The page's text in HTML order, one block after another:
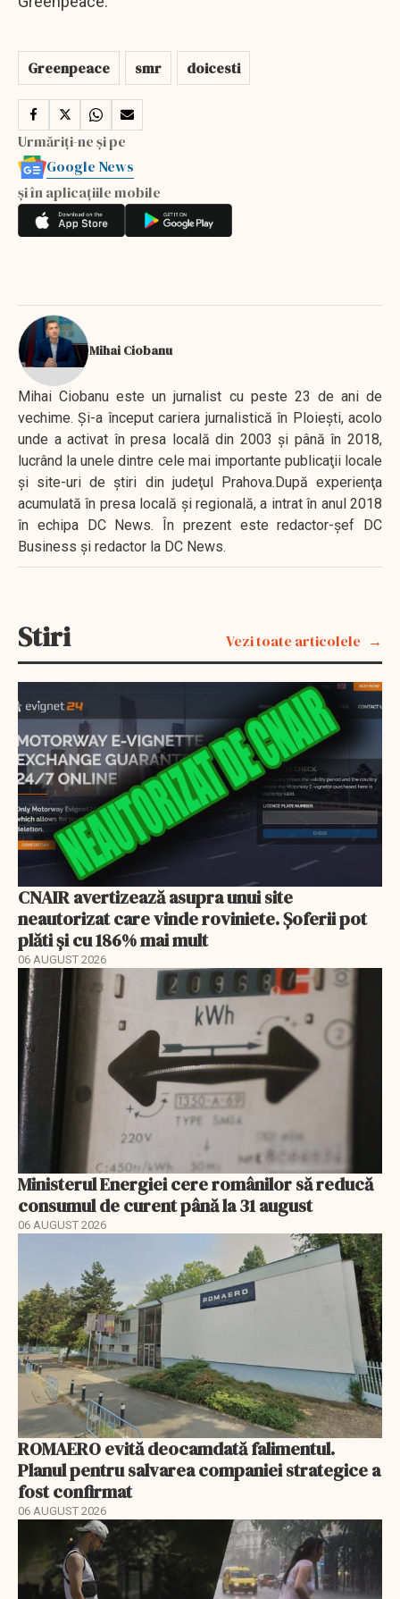
Greenpeace smr doicesti
Urmăriți-ne și pe
Google News
și în aplicațiile mobile
Mihai Ciobanu
Mihai Ciobanu este un jurnalist cu peste 23 de ani de
vechime. Şi-a început cariera jurnalistică în Ploieşti, acolo
unde a activat în presa locală din 2003 şi până în 2018,
lucrând la unele dintre cele mai importante publicaţii locale
şi site-uri de ştiri din judeţul Prahova.După experienţa
acumulată în presa locală şi regională, a intrat în anul 2018
în echipa DC News. În prezent este redactor-şef DC
Business şi redactor la DC News.
Stiri Vezi toate articolele
CNAIR avertizează asupra unui site
neautorizat care vinde roviniete. Șoferii pot
plăti și cu 186% mai mult
06 AUGUST 2026
Ministerul Energiei cere românilor să reducă
consumul de curent până la 31 august
06 AUGUST 2026
ROMAERO evită deocamdată falimentul.
Planul pentru salvarea companiei strategice a
fost confirmat
06 AUGUST 2026